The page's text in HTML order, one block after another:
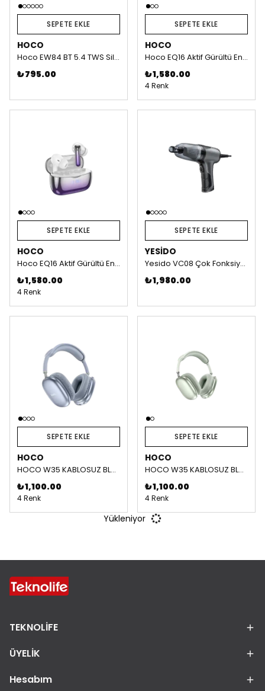
SEPETE EKLE
HOCO
Hoco EW84 BT 5.4 TWS Silikonsuz Bluetooth Kablosuz Kulaklık
₺ 795.00
SEPETE EKLE
HOCO
Hoco EQ16 Aktif Gürültü Engelleyici Özellikli Bluetooth 5.3 Kablosuz TWS Airpods Kulaklık - Kırmızı
₺ 1,580.00
4 Renk
SEPETE EKLE
HOCO
Hoco EQ16 Aktif Gürültü Engelleyici Özellikli Bluetooth 5.3 Kablosuz TWS Airpods Kulaklık - Mor
₺ 1,580.00
4 Renk
SEPETE EKLE
YESİDO
Yesido VC08 Çok Fonksiyonlu 4.000 mAh Bataryalı Kablosuz Süpürge
₺ 1,980.00
SEPETE EKLE
HOCO
HOCO W35 KABLOSUZ BLUETOOTH KAFAÜSTÜ KULAKLIK - Mavi
₺ 1,100.00
4 Renk
SEPETE EKLE
HOCO
HOCO W35 KABLOSUZ BLUETOOTH KAFAÜSTÜ KULAKLIK - Yeşil
₺ 1,100.00
4 Renk
Yükleniyor
TEKNOLİFE
ÜYELİK
Hesabım